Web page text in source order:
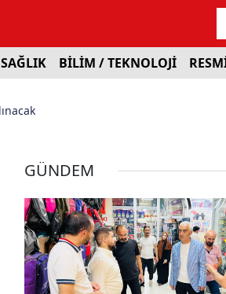
SAĞLIK BİLİM / TEKNOLOJİ
GÜNDEM